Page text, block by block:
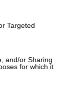
Targeted
and/or Sharing
for which it